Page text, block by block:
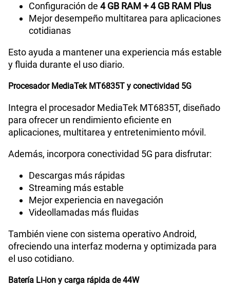
Configuración de 4 GB RAM + 4 GB RAM Plus
Mejor desempeño multitarea para aplicaciones
cotidianas
Esto ayuda a mantener una experiencia más estable
y fluida durante el uso diario.
Procesador MediaTek MT6835T y conectividad 5G
Integra el procesador MediaTek MT6835T, diseñado
para ofrecer un rendimiento eficiente en
aplicaciones, multitarea y entretenimiento móvil.
Además, incorpora conectividad 5G para disfrutar:
Descargas más rápidas
Streaming más estable
Mejor experiencia en navegación
Videollamadas más fluidas
También viene con sistema operativo Android,
ofreciendo una interfaz moderna y optimizada para
el uso cotidiano.
Batería Li-ion y carga rápida de 44W